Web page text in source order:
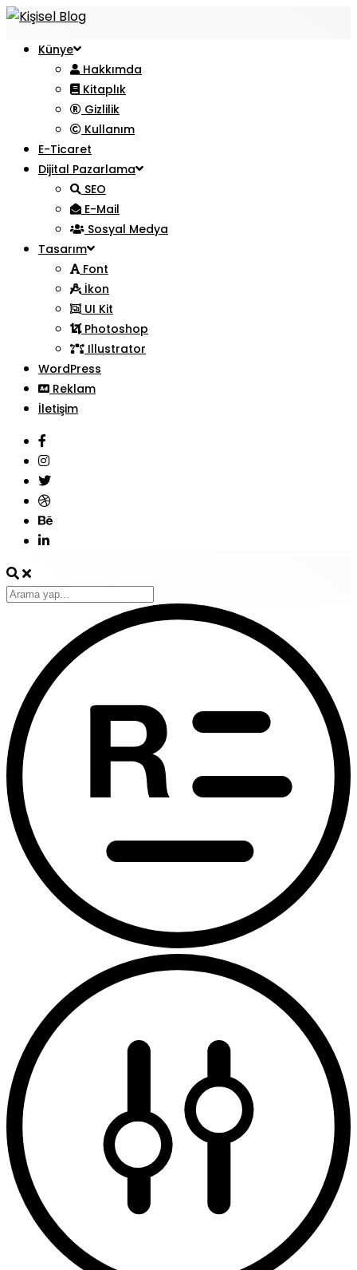
Künye
Hakkımda
Kitaplık
Gizlilik
Kullanım
E-Ticaret
Dijital Pazarlama
SEO
E-Mail
Sosyal Medya
Tasarım
Font
İkon
UI Kit
Photoshop
Illustrator
WordPress
Reklam
İletişim